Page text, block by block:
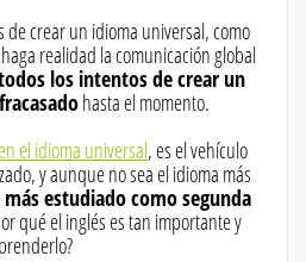
de crear un idioma universal, como
realidad la comunicación global
los intentos de crear un
hasta el momento.
el idioma universal, es el vehículo
y aunque no sea el idioma más
estudiado como segunda
qué el inglés es tan importante y